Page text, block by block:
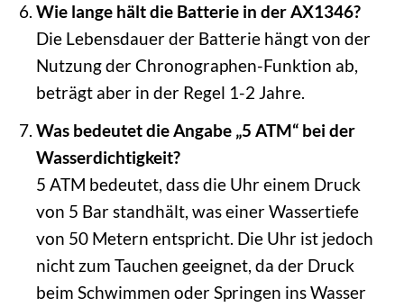
Wie lange hält die Batterie in der AX1346?
Die Lebensdauer der Batterie hängt von der
Nutzung der Chronographen-Funktion ab,
beträgt aber in der Regel 1-2 Jahre.
Was bedeutet die Angabe „5 ATM“ bei der
Wasserdichtigkeit?
5 ATM bedeutet, dass die Uhr einem Druck
von 5 Bar standhält, was einer Wassertiefe
von 50 Metern entspricht. Die Uhr ist jedoch
nicht zum Tauchen geeignet, da der Druck
beim Schwimmen oder Springen ins Wasser